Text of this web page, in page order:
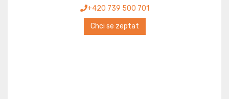
+420 739 500 701
Chci se zeptat